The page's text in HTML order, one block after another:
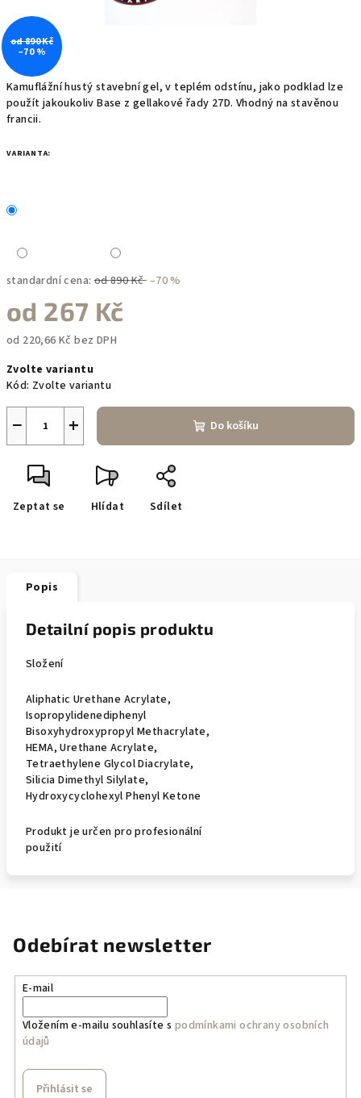
Kamuflážní hustý stavební gel, v teplém odstínu, jako podklad lze
použít jakoukoliv Base z gellakové řady 27D. Vhodný na stavěnou
francii.
VARIANTA:
standardní cena: od 890 Kč –70 %
od 267 Kč
od 220,66 Kč bez DPH
cena:
Zvolte variantu
Kód: Zvolte variantu
+
− Do košíku
Zeptat se Hlídat Sdílet
od 890 Kč
–70 %
Popis
Detailní popis produktu
Složení
Aliphatic Urethane Acrylate,
Isopropylidenediphenyl
Bisoxyhydroxypropyl Methacrylate,
HEMA, Urethane Acrylate,
Tetraethylene Glycol Diacrylate,
Silicia Dimethyl Silylate,
Hydroxycyclohexyl Phenyl Ketone
Produkt je určen pro profesionální
použití
Odebírat newsletter
E-mail
Vložením e-mailu souhlasíte s podmínkami ochrany osobních
údajů
Přihlásit se